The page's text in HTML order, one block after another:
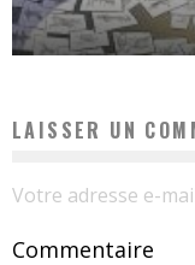
LAISSER UN
Votre adresse e-
Commentaire